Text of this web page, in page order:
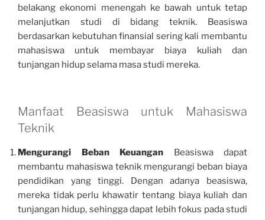
belakang ekonomi menengah ke bawah untuk tetap
melanjutkan studi di bidang teknik. Beasiswa
berdasarkan kebutuhan finansial sering kali membantu
mahasiswa untuk membayar biaya kuliah dan
tunjangan hidup selama masa studi mereka.
Manfaat Beasiswa untuk Mahasiswa
Teknik
Mengurangi Beban Keuangan Beasiswa dapat
membantu mahasiswa teknik mengurangi beban biaya
pendidikan yang tinggi. Dengan adanya beasiswa,
mereka tidak perlu khawatir tentang biaya kuliah dan
tunjangan hidup, sehingga dapat lebih fokus pada studi